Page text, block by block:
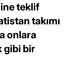
teklif
takımı
onlara
gibi bir